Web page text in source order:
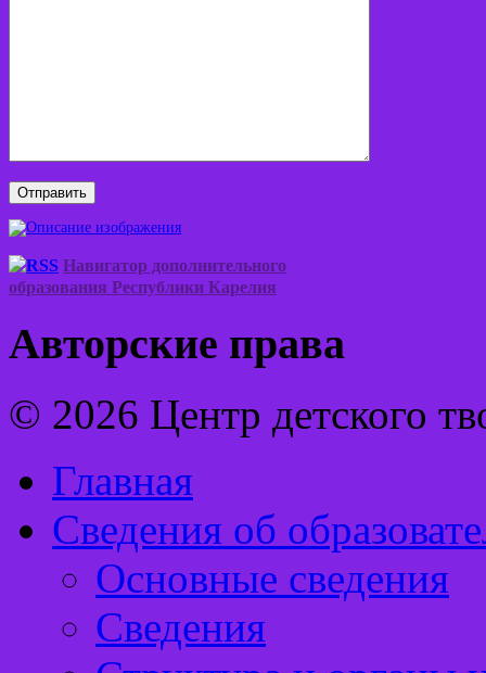
Навигатор дополнительного
образования Республики Карелия
Авторские права
© 2026 Центр детского
Главная
Сведения об
Основные сведения
Сведения